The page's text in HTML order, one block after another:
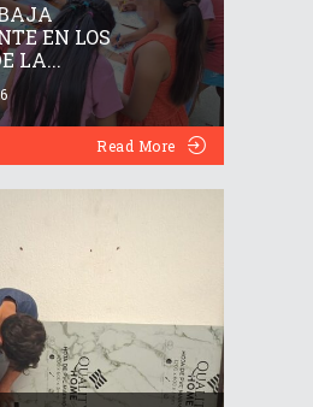
EN LOS
LA...
Read More